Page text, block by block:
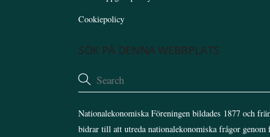
Cookiepolicy
SÖK PÅ DENNA WEBBPLATS
Nationalekonomiska Föreningen bildades 1877 och
bidrar till att utreda nationalekonomiska frågor